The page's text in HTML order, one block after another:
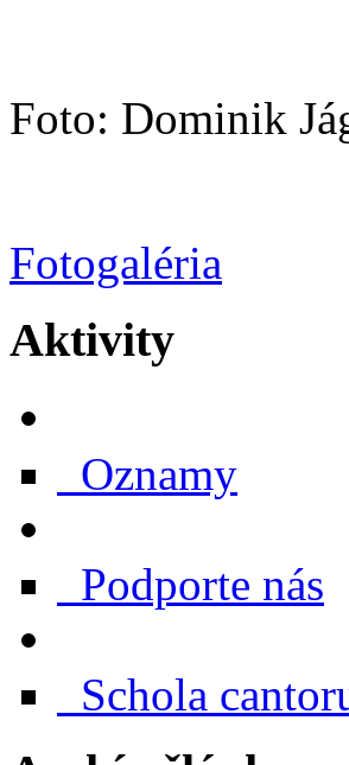
Foto: Dominik
Fotogaléria
Aktivity
Oznamy
Podporte nás
Schola